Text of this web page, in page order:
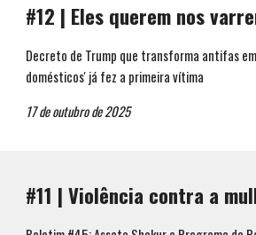
#12 | Eles querem nos
Decreto de Trump que transforma antifas
domésticos' já fez a primeira vítima
17deoutubrode 2025
#11 | Violência contra a